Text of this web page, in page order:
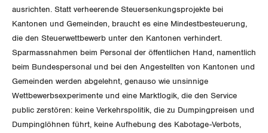
Überbrückungsleistung
Ergänzungsleistungen
Invalidenversicherung
Unfallversicherung
Gesundheit
Post
Energie und Umwelt
Kommunikation und Medien
Gleichstellung von Frauen und Männern
Gleichstellung von LGBTI
BILDUNG & JUGEND
MIGRATION
GEWERKSCHAFTSPOLITIK
International
Schweiz
SERVICE
ausrichten. Statt verheerende Steuersenkungsprojekte bei
Kantonen und Gemeinden, braucht es eine Mindestbesteuerung,
die den Steuerwettbewerb unter den Kantonen verhindert.
Sparmassnahmen beim Personal der öffentlichen Hand, namentlich
beim Bundespersonal und bei den Angestellten von Kantonen und
Gemeinden werden abgelehnt, genauso wie unsinnige
Wettbewerbsexperimente und eine Marktlogik, die den Service
public zerstören: keine Verkehrspolitik, die zu Dumpingpreisen und
Dumpinglöhnen führt, keine Aufhebung des Kabotage-Verbots,